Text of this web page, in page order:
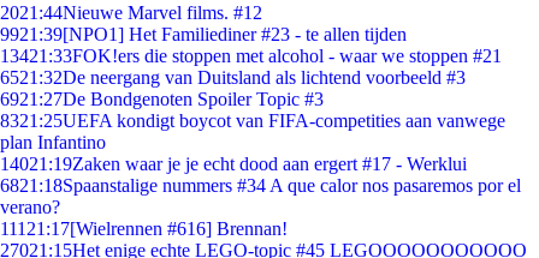
2021:44Nieuwe Marvel films. #12
9921:39[NPO1] Het Familiediner #23 - te allen tijden
13421:33FOK!ers die stoppen met alcohol - waar we stoppen #21
6521:32De neergang van Duitsland als lichtend voorbeeld #3
6921:27De Bondgenoten Spoiler Topic #3
8321:25UEFA kondigt boycot van FIFA-competities aan vanwege
plan Infantino
14021:19Zaken waar je je echt dood aan ergert #17 - Werklui
6821:18Spaanstalige nummers #34 A que calor nos pasaremos por el
verano?
111 21:17[Wielrennen #616] Brennan!
27021:15Het enige echte LEGO-topic #45 LEGOOOOOOOOOOO